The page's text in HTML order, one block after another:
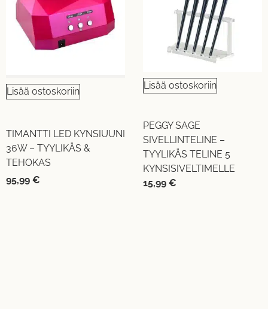
Lisää ostoskoriin
TIMANTTI LED KYNSIUUNI
36W – TYYLIKÄS &
TEHOKAS
95,99 €
Lisää ostoskoriin
PEGGY SAGE
SIVELLINTELINE –
TYYLIKÄS TELINE 5
KYNSISIVELTIMELLE
15,99 €